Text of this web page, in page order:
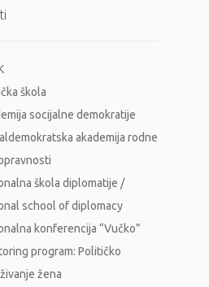
škola
socijalne demokratije
akademija rodne
škola diplomatije /
school of diplomacy
konferencija “Vučko”
program: Političko
žena